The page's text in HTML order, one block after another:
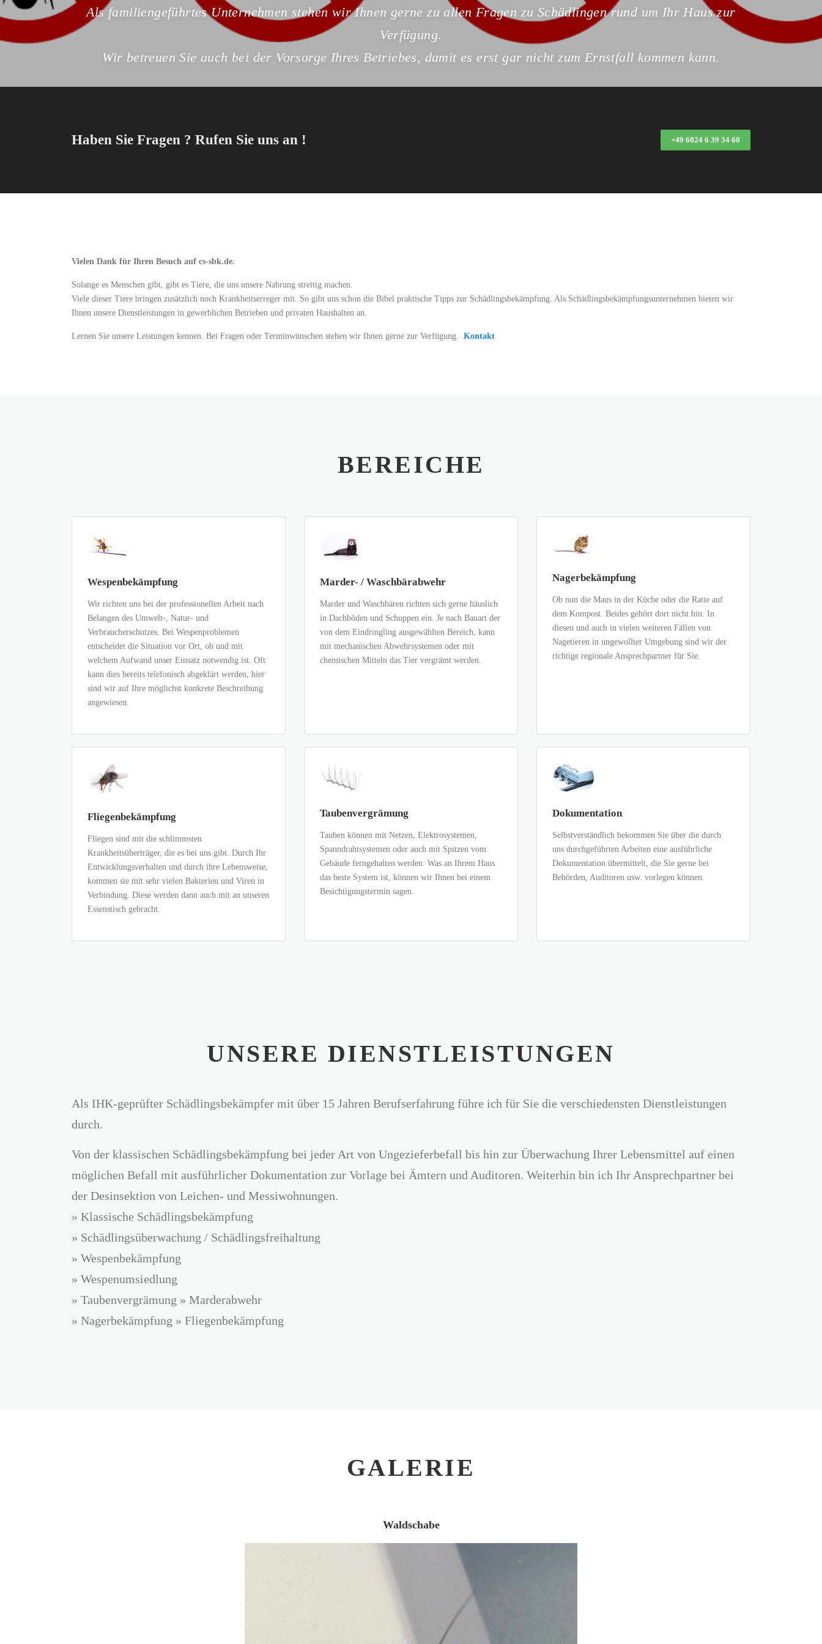
Als familiengeführtes Unternehmen stehen wir Ihnen gerne zu allen Fragen zu Schädlingen rund um Ihr Haus zur
Verfügung.
Wir betreuen Sie auch bei der Vorsorge Ihres Betriebes, damit es erst gar nicht zum Ernstfall kommen kann.
Haben Sie Fragen ? Rufen Sie uns an ! +49 6024 6 39 34 60
Vielen Dank für Ihren Besuch auf cs-sbk.de.
Solange es Menschen gibt, gibt es Tiere, die uns unsere Nahrung streitig machen.
Viele dieser Tiere bringen zusätzlich noch Krankheitserreger mit. So gibt uns schon die Bibel praktische Tipps zur Schädlingsbekämpfung. Als Schädlingsbekämpfungsunternehmen bieten wir
Ihnen unsere Dienstleistungen in gewerblichen Betrieben und privaten Haushalten an.
Lernen Sie unsere Leistungen kennen. Bei Fragen oder Terminwünschen stehen wir Ihnen gerne zur Verfügung. Kontakt
BEREICHE
Wespenbekämpfung
Wir richten uns bei der professionellen Arbeit nach
Belangen des Umwelt-, Natur- und
Verbraucherschutzes. Bei Wespenproblemen
entscheidet die Situation vor Ort, ob und mit
welchem Aufwand unser Einsatz notwendig ist. Oft
kann dies bereits telefonisch abgeklärt werden, hier
sind wir auf Ihre möglichst konkrete Beschreibung
angewiesen.
Marder- / Waschbärabwehr
Marder und Waschbären richten sich gerne häuslich
in Dachböden und Schuppen ein. Je nach Bauart der
von dem Eindringling ausgewählten Bereich, kann
mit mechanischen Abwehrsystemen oder mit
chemischen Mitteln das Tier vergrämt werden.
Nagerbekämpfung
Ob nun die Maus in der Küche oder die Ratte auf
dem Kompost. Beides gehört dort nicht hin. In
diesen und auch in vielen weiteren Fällen von
Nagetieren in ungewollter Umgebung sind wir der
richtige regionale Ansprechpartner für Sie.
Fliegenbekämpfung
Fliegen sind mit die schlimmsten
Krankheitsüberträger, die es bei uns gibt. Durch Ihr
Entwicklungsverhalten und durch ihre Lebensweise,
kommen sie mit sehr vielen Bakterien und Viren in
Verbindung. Diese werden dann auch mit an unseren
Essenstisch gebracht.
Taubenvergrämung
Tauben können mit Netzen, Elektrosystemen,
Spanndrahtsystemen oder auch mit Spitzen vom
Gebäude ferngehalten werden. Was an Ihrem Haus
das beste System ist, können wir Ihnen bei einem
Besichtigungstermin sagen.
Dokumentation
Selbstverständlich bekommen Sie über die durch
uns durchgeführten Arbeiten eine ausführliche
Dokumentation übermittelt, die Sie gerne bei
Behörden, Auditoren usw. vorlegen können.
UNSERE DIENSTLEISTUNGEN
Als IHK-geprüfter Schädlingsbekämpfer mit über 15 Jahren Berufserfahrung führe ich für Sie die verschiedensten Dienstleistungen
durch.
Von der klassischen Schädlingsbekämpfung bei jeder Art von Ungezieferbefall bis hin zur Überwachung Ihrer Lebensmittel auf einen
möglichen Befall mit ausführlicher Dokumentation zur Vorlage bei Ämtern und Auditoren. Weiterhin bin ich Ihr Ansprechpartner bei
der Desinsektion von Leichen- und Messiwohnungen.
» Klassische Schädlingsbekämpfung
» Schädlingsüberwachung / Schädlingsfreihaltung
» Wespenbekämpfung
» Wespenumsiedlung
» Taubenvergrämung » Marderabwehr
» Nagerbekämpfung » Fliegenbekämpfung
GALERIE
Waldschabe